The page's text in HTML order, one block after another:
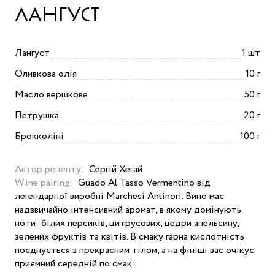
ЛАНГУСТ
Лангуст
1 шт
Оливкова олія
10 г
Масло вершкове
50 г
Петрушка
20 г
Брокколіні
100 г
Автор рецепту: Сергій Хегай
Wine pairing: Guado Al Tasso Vermentino від
легендарної виробні Marchesi Antinori. Вино має
надзвичайно інтенсивний аромат, в якому домінують
ноти: білих персиків, цитрусових, цедри апельсину,
зелених фруктів та квітів. В смаку гарна кислотність
поєднується з прекрасним тілом, а на фініші вас очікує
приємний середній по смак.